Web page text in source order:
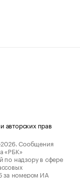
авторских прав
Сообщения
«РБК»
по надзору в сфере
за номером ИА